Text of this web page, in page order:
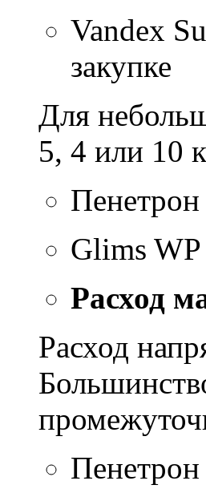
Vandex
закупке
Для
5, 4 или 10
Glims
Расход
Расход